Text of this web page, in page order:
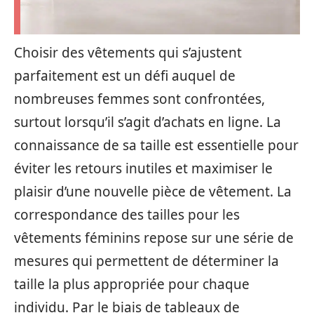
Choisir des vêtements qui s’ajustent
parfaitement est un défi auquel de
nombreuses femmes sont confrontées,
surtout lorsqu’il s’agit d’achats en ligne. La
connaissance de sa taille est essentielle pour
éviter les retours inutiles et maximiser le
plaisir d’une nouvelle pièce de vêtement. La
correspondance des tailles pour les
vêtements féminins repose sur une série de
mesures qui permettent de déterminer la
taille la plus appropriée pour chaque
individu. Par le biais de tableaux de